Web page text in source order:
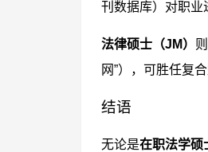
刊数据库）对职业
法律硕士（JM）
网”），可胜任复
结语
无论是在职法学硕